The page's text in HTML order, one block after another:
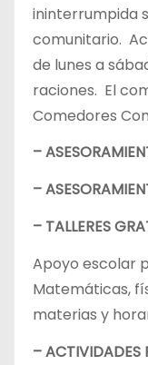
ininterrumpida
comunitario.
de lunes a
raciones. El
Comedores
–
–
– TALLERES
Apoyo escolar
Matemáticas,
materias y
– ACTIVIDADES